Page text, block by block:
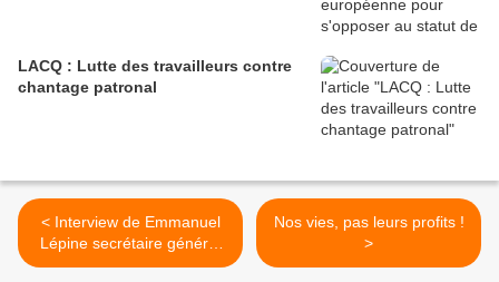
LACQ : Lutte des travailleurs contre
chantage patronal
< Interview de Emmanuel
Lépine secrétaire général
de la Fédération Nationale
Nos vies, pas leurs profits !
>